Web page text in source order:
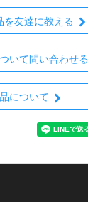
を友達に教える
いて問い合わせる
について